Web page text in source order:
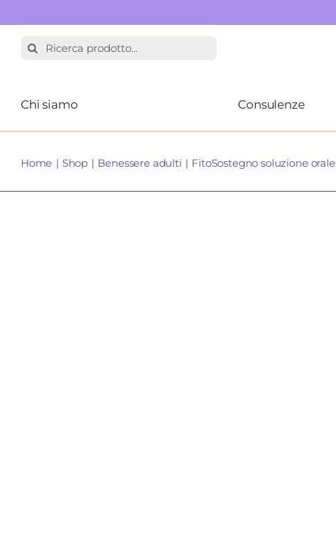
Salta
Cerca
Chi siamo Consulenze
Home Shop Benessere adulti FitoSostegno soluzione orale